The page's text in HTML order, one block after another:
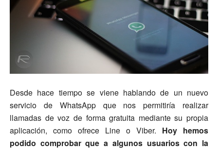
Desde hace tiempo se viene hablando de un nuevo
servicio de WhatsApp que nos permitiría realizar
llamadas de voz de forma gratuita mediante su propia
aplicación, como ofrece Line o Viber. Hoy hemos
podido comprobar que a algunos usuarios con la